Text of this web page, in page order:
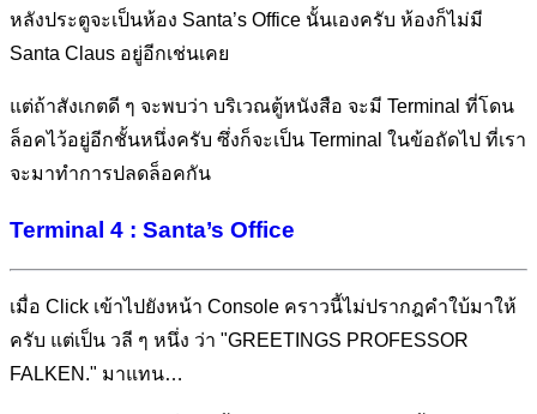
หลังประตูจะเป็นห้อง Santa’s Office นั้นเองครับ ห้องก็ไม่มี
Santa Claus อยู่อีกเช่นเคย
แต่ถ้าสังเกตดี ๆ จะพบว่า บริเวณตู้หนังสือ จะมี Terminal ที่โดน
ล็อคไว้อยู่อีกชั้นหนึ่งครับ ซึ่งก็จะเป็น Terminal ในข้อถัดไป ที่เรา
จะมาทำการปลดล็อคกัน
Terminal 4 : Santa’s Office
เมื่อ Click เข้าไปยังหน้า Console คราวนี้ไม่ปรากฎคำใบ้มาให้
ครับ แต่เป็น วลี ๆ หนึ่ง ว่า "GREETINGS PROFESSOR
FALKEN." มาแทน…